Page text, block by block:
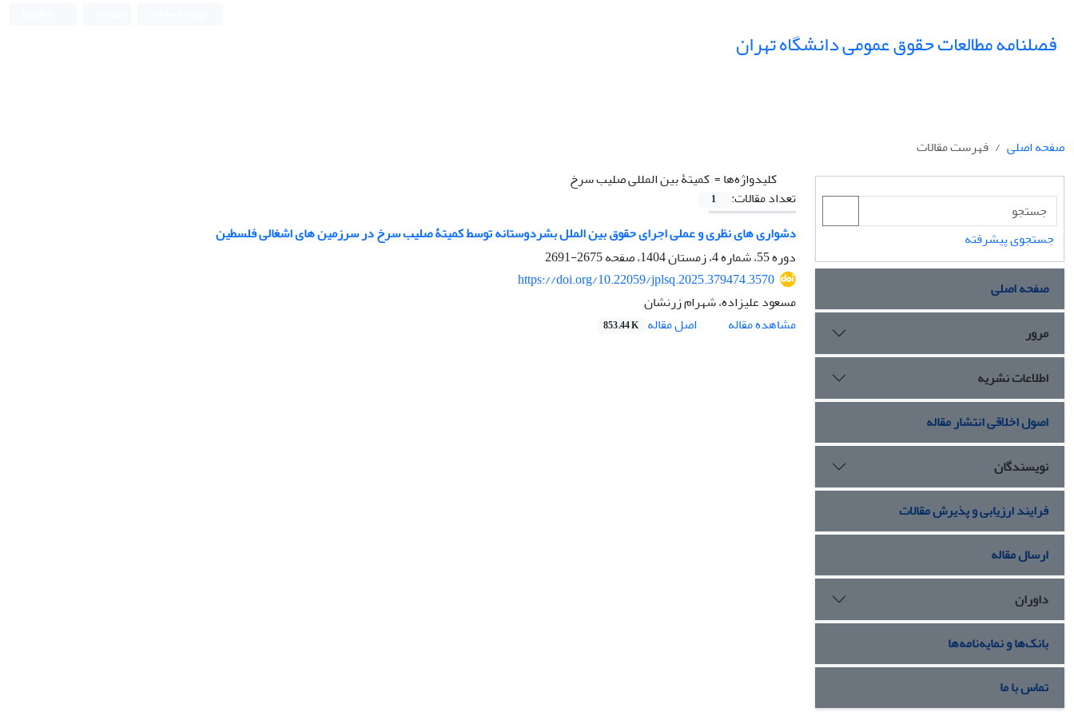
فصلنامه مطالعات حقوق عمومی دانشگاه تهران
صفحه اصلی
فهرست مقالات
کلیدواژه‌ها =
تعداد مقالات:
1
دشواری‏ های‎ ‎نظری‎ ‎و‎ ‎عملی‎ ‎اجرای‎ ‎حقوق‎ ‎بین‏ الملل‎ ‎بشردوستانه‎ ‎توسط‎ ‎کمیتۀ صلیب‎ ‎سرخ‎ ‎در‎ ‎سرزمین‏ های‎ ‎اشغالی‎ ‎فلسطین
دوره 55، شماره 4، زمستان 1404، صفحه
2675-2691
https://doi.org/10.22059/jplsq.2025.379474.3570
مسعود علیزاده، شهرام زرنشان
مشاهده مقاله
اصل مقاله 853.44 K
جستجوی پیشرفته
صفحه اصلی
مرور
اطلاعات نشریه
اصول اخلاقی انتشار مقاله
نویسندگان
فرایند ارزیابی و پذیرش مقالات
ارسال مقاله
داوران
بانک‌ها و نمایه‌نامه‌ها
تماس با ما